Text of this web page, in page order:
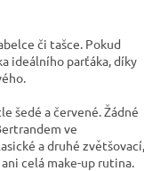
či tašce. Pokud
ideálního parťáka, díky
šedé a červené. Žádné
ve
a druhé zvětšovací,
celá make-up rutina.